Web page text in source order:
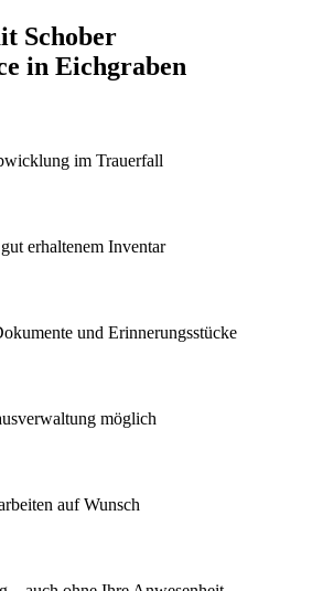
Schober
in Eichgraben
im Trauerfall
erhaltenem Inventar
und Erinnerungsstücke
möglich
auf Wunsch